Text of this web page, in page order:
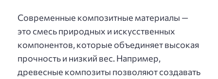
Современные композитные материалы —
это смесь природных и искусственных
компонентов, которые объединяет высокая
прочность и низкий вес. Например,
древесные композиты позволяют создавать